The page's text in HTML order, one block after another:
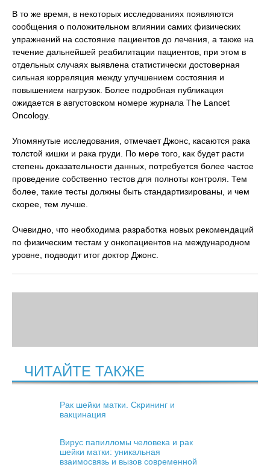
В то же время, в некоторых исследованиях появляются
сообщения о положительном влиянии самих физических
упражнений на состояние пациентов до лечения, а также на
течение дальнейшей реабилитации пациентов, при этом в
отдельных случаях выявлена статистически достоверная
сильная корреляция между улучшением состояния и
повышением нагрузок. Более подробная публикация
ожидается в августовском номере журнала The Lancet
Oncology.
Упомянутые исследования, отмечает Джонс, касаются рака
толстой кишки и рака груди. По мере того, как будет расти
степень доказательности данных, потребуется более частое
проведение собственно тестов для полноты контроля. Тем
более, такие тесты должны быть стандартизированы, и чем
скорее, тем лучше.
Очевидно, что необходима разработка новых рекомендаций
по физическим тестам у онкопациентов на международном
уровне, подводит итог доктор Джонс.
ЧИТАЙТЕ ТАКЖЕ
Рак шейки матки. Скрининг и
вакцинация
Вирус папилломы человека и рак
шейки матки: уникальная
взаимосвязь и вызов современной